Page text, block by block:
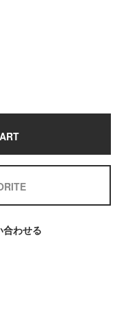
合わせる